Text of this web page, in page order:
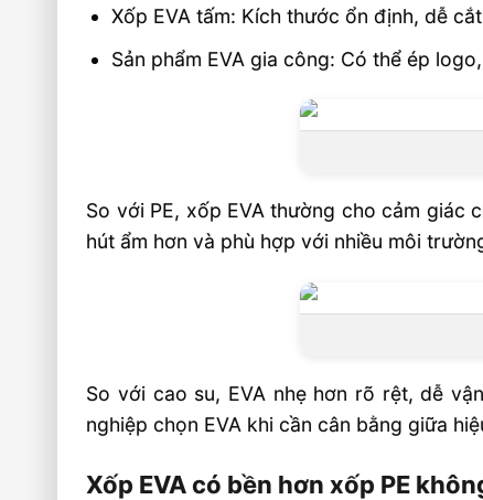
Xốp EVA tấm: Kích thước ổn định, dễ
Sản phẩm EVA gia công: Có thể ép
So với PE, xốp EVA thường cho cảm giác
hút ẩm hơn và phù hợp với nhiều môi
So với cao su, EVA nhẹ hơn rõ rệt, dễ
nghiệp chọn EVA khi cần cân bằng giữa
Xốp EVA có bền hơn xốp PE